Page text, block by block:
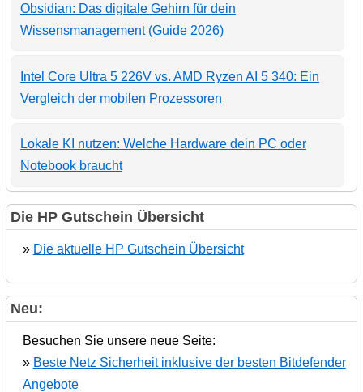
Obsidian: Das digitale Gehirn für dein
Wissensmanagement (Guide 2026)
Intel Core Ultra 5 226V vs. AMD Ryzen AI 5 340: Ein
Vergleich der mobilen Prozessoren
Lokale KI nutzen: Welche Hardware dein PC oder
Notebook braucht
Die HP Gutschein Übersicht
» Die aktuelle HP Gutschein Übersicht
Neu:
Besuchen Sie unsere neue Seite:
» Beste Netz Sicherheit inklusive der besten Bitdefender
Angebote